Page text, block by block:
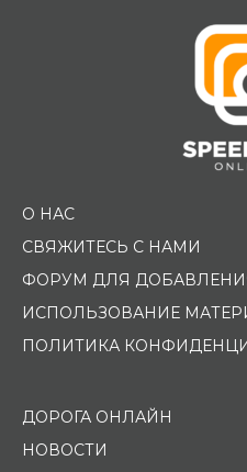
О НАС
СВЯЖИТЕСЬ С НАМИ
ФОРУМ ДЛЯ
ИСПОЛЬЗОВАНИЕ
ПОЛИТИКА
ДОРОГА ОНЛАЙН
НОВОСТИ